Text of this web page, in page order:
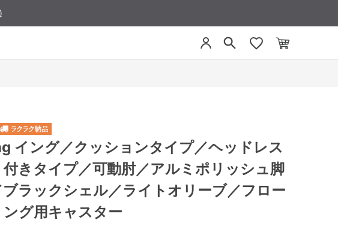
イング／クッションタイプ／ヘッドレス
付きタイプ／可動肘／アルミポリッシュ脚
ブラックシェル／ライトオリーブ／フロー
ング用キャスター